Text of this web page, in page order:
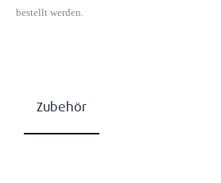
bestellt werden.
Zubehör